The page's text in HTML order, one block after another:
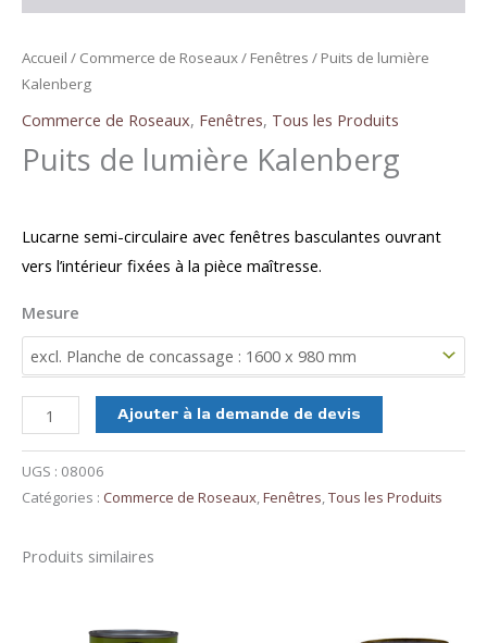
Accueil / Commerce de Roseaux/ Fenêtres / Puits de lumière
Kalenberg
Commerce de Roseaux, Fenêtres, Tous les Produits
Puits de lumière Kalenberg
Lucarne semi-circulaire avec fenêtres basculantes ouvrant
vers l’intérieur fixées à la pièce maîtresse.
Mesure
quantité
de
Puits
de
Kalenberg
Ajouter à la demande de devis
UGS : 08006
Catégories : Commerce de Roseaux,Fenêtres,Tous les Produits
Produits similaires